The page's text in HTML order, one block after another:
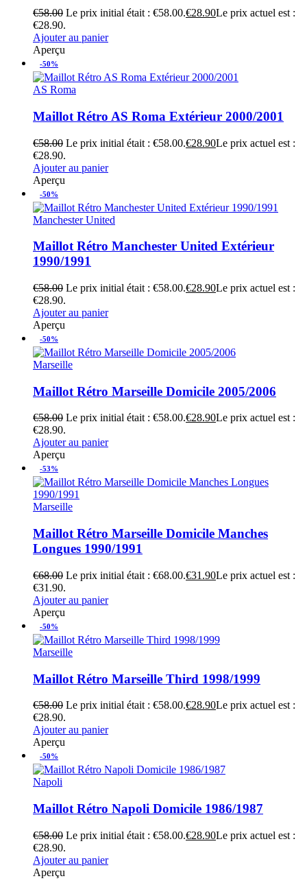
€58.00 Le prix initial était : €58.00.€28.90Le prix actuel est :
€28.90.
Ajouter au panier
Aperçu
-50%
AS Roma
Maillot Rétro AS Roma Extérieur 2000/2001
€58.00 Le prix initial était : €58.00.€28.90Le prix actuel est :
€28.90.
Ajouter au panier
Aperçu
-50%
Manchester United
Maillot Rétro Manchester United Extérieur
1990/1991
€58.00 Le prix initial était : €58.00.€28.90Le prix actuel est :
€28.90.
Ajouter au panier
Aperçu
-50%
Marseille
Maillot Rétro Marseille Domicile 2005/2006
€58.00 Le prix initial était : €58.00.€28.90Le prix actuel est :
€28.90.
Ajouter au panier
Aperçu
-53%
Marseille
Maillot Rétro Marseille Domicile Manches
Longues 1990/1991
€68.00 Le prix initial était : €68.00.€31.90Le prix actuel est :
€31.90.
Ajouter au panier
Aperçu
-50%
Marseille
Maillot Rétro Marseille Third 1998/1999
€58.00 Le prix initial était : €58.00.€28.90Le prix actuel est :
€28.90.
Ajouter au panier
Aperçu
-50%
Napoli
Maillot Rétro Napoli Domicile 1986/1987
€58.00 Le prix initial était : €58.00.€28.90Le prix actuel est :
€28.90.
Ajouter au panier
Aperçu